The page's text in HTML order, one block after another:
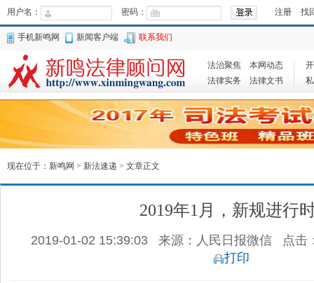
用户名： 密码： 注册 找
手机新鸣网 新闻客户端 联系我们
法治聚焦
本网动态
法律实务
法律文书
现在位于： 新鸣网 > 新法速递 > 文章正文
2019年1月，新规进行
2019-01-02 15:39:03 来源：人民日报微信
点击
打印